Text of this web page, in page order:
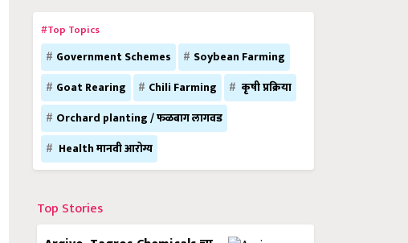
#Top Topics
Government Schemes
Soybean Farming
Goat Rearing
Chili Farming
कृषी प्रक्रिया
Orchard planting / फळबाग लागवड
Health मानवी आरोग्य
Top Stories